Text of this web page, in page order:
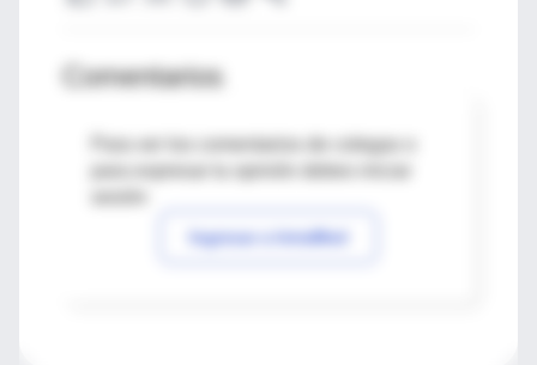
Comentarios
Para ver los comentarios de colegas o
Ingresar a IntraMed